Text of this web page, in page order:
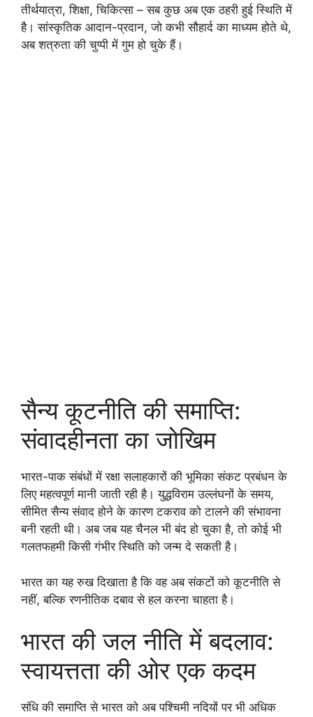
तीर्थयात्रा, शिक्षा, चिकित्सा – सब कुछ अब एक ठहरी हुई स्थिति में
है। सांस्कृतिक आदान-प्रदान, जो कभी सौहार्द का माध्यम होते थे,
अब शत्रुता की चुप्पी में गुम हो चुके हैं।
सैन्य कूटनीति की समाप्ति:
संवादहीनता का जोखिम
भारत-पाक संबंधों में रक्षा सलाहकारों की भूमिका संकट प्रबंधन के
लिए महत्वपूर्ण मानी जाती रही है। युद्धविराम उल्लंघनों के समय,
सीमित सैन्य संवाद होने के कारण टकराव को टालने की संभावना
बनी रहती थी। अब जब यह चैनल भी बंद हो चुका है, तो कोई भी
गलतफहमी किसी गंभीर स्थिति को जन्म दे सकती है।
भारत का यह रुख दिखाता है कि वह अब संकटों को कूटनीति से
नहीं, बल्कि रणनीतिक दबाव से हल करना चाहता है।
भारत की जल नीति में बदलाव:
स्वायत्तता की ओर एक कदम
संधि की समाप्ति से भारत को अब पश्चिमी नदियों पर भी अधिक